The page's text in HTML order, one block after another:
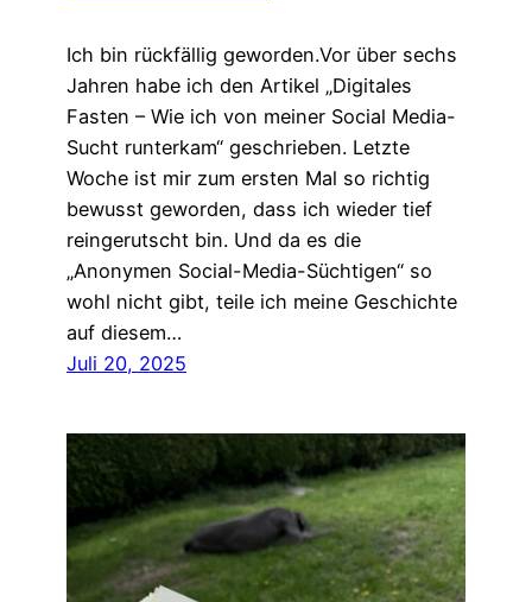
Ich bin rückfällig geworden.Vor über sechs
Jahren habe ich den Artikel „Digitales
Fasten – Wie ich von meiner Social Media-
Sucht runterkam“ geschrieben. Letzte
Woche ist mir zum ersten Mal so richtig
bewusst geworden, dass ich wieder tief
reingerutscht bin. Und da es die
„Anonymen Social-Media-Süchtigen“ so
wohl nicht gibt, teile ich meine Geschichte
auf diesem…
Juli 20, 2025